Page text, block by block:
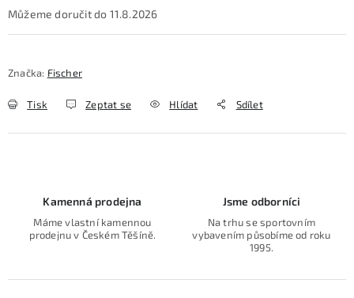
11.8.2026
Značka: Fischer
Tisk Zeptat se Hlídat Sdílet
Kamenná prodejna
Máme vlastní kamennou
prodejnu v Českém Těšíně.
Jsme odborníci
Na trhu se sportovním
vybavením působíme od roku
1995.